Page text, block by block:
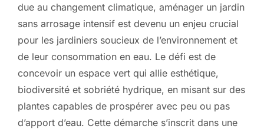
due au changement climatique, aménager un jardin
sans arrosage intensif est devenu un enjeu crucial
pour les jardiniers soucieux de l’environnement et
de leur consommation en eau. Le défi est de
concevoir un espace vert qui allie esthétique,
biodiversité et sobriété hydrique, en misant sur des
plantes capables de prospérer avec peu ou pas
d’apport d’eau. Cette démarche s’inscrit dans une